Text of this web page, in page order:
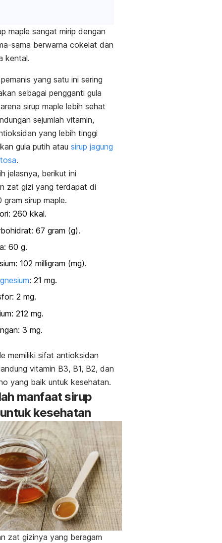
maple sangat mirip dengan
sama berwarna cokelat dan
kental.
yang satu ini sering
sebagai pengganti gula
sirup maple lebih sehat
sejumlah vitamin,
yang lebih tinggi
gula putih atau sirup jagung
.
jelasnya, berikut ini
zat gizi yang terdapat di
gram sirup maple.
260 kkal.
67 gram (g).
60 g.
102 milligram (mg).
: 21 mg.
2 mg.
212 mg.
3 mg.
memiliki sifat antioksidan
vitamin B3, B1, B2, dan
yang baik untuk kesehatan.
manfaat sirup
kesehatan
zat gizinya yang beragam